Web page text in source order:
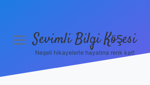
menüyüSevimli Bilgi Köşesi
Neşeli hikayelerle hayatına renk kat!